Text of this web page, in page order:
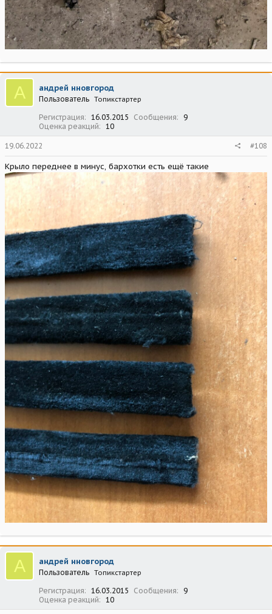
А андрей нновгород
Пользователь Топикстартер
Регистрация 16.03.2015 Сообщения
9
Оценка реакций
10
19.06.2022 #108
Крыло переднее в минус, бархотки есть ещё такие
А андрей нновгород
Пользователь Топикстартер
Регистрация 16.03.2015 Сообщения
9
Оценка реакций
10